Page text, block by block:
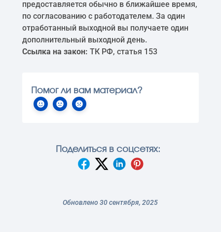
предоставляется обычно в ближайшее время,
по согласованию с работодателем. За один
отработанный выходной вы получаете один
дополнительный выходной день.
Ссылка на закон: ТК РФ, статья 153
Помог ли вам материал?
Поделиться в соцсетях:
Обновлено 30 сентября, 2025